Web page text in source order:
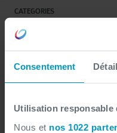
Consentement
Utilisation responsable
Nous et nos 1022
CATEGORIES
Tous